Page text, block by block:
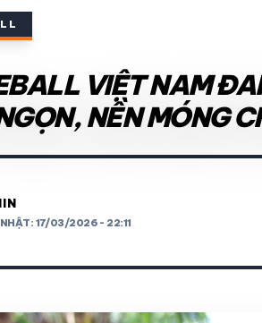
NƯỚC
VIỆT NAM
NỀN MÓNG
17/03/2026 - 22:11